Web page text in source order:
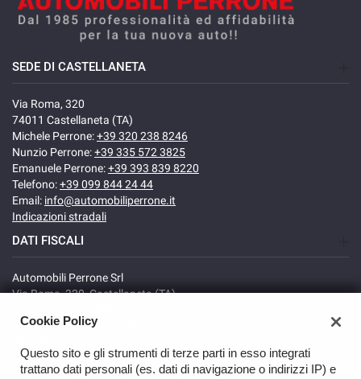
SEDE DI CASTELLANETA
Via Roma, 320
74011 Castellaneta (TA)
Michele Perrone:+39 320 238 8246
Nunzio Perrone:+39 335 572 3825
Emanuele Perrone:+39 393 839 8220
Telefono:+39 099 844 24 44
Email: info@automobiliperrone.it
Indicazioni stradali
DATI FISCALI
Automobili Perrone Srl
Via Roma, 320, Castellaneta (TA)
Registro delle imprese: TA
Cookie Policy
Questo sito e gli strumenti di terze parti in esso integrati
trattano dati personali (es. dati di navigazione o indirizzi IP) e